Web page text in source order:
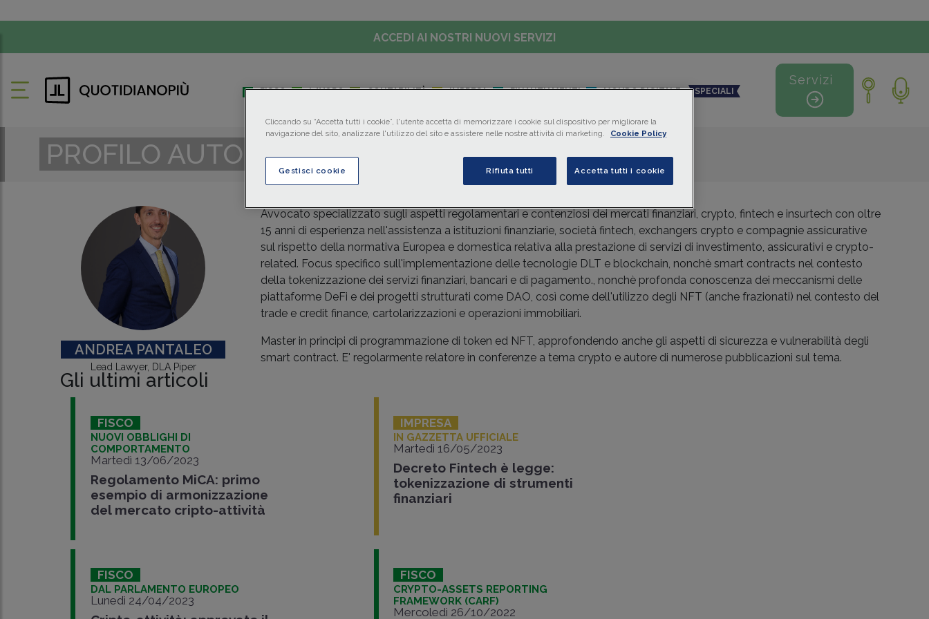
ACCEDI AI NOSTRI NUOVI SERVIZI
FISCO LAVORO CONTABILITÀ IMPRESA FINANZIAMENTI MONDO DIGITALE SPECIALI
Servizi
PROFILO AUTORE
ANDREA PANTALEO
Lead Lawyer, DLA Piper
Avvocato specializzato sugli aspetti regolamentari e contenziosi dei mercati finanziari, crypto, fintech e insurtech con oltre
15 anni di esperienza nell'assistenza a istituzioni finanziarie, società fintech, exchangers crypto e compagnie assicurative
sul rispetto della normativa Europea e domestica relativa alla prestazione di servizi di investimento, assicurativi e crypto-
related. Focus specifico sull'implementazione delle tecnologie DLT e blockchain, nonchè smart contracts nel contesto
della tokenizzazione dei servizi finanziari, bancari e di pagamento., nonchè profonda conoscenza dei meccanismi delle
piattaforme DeFi e dei progetti strutturati come DAO, così come dell'utilizzo degli NFT (anche frazionati) nel contesto del
trade e credit finance, cartolarizzazioni e operazioni immobiliari.
Master in principi di programmazione di token ed NFT, approfondendo anche gli aspetti di sicurezza e vulnerabilità degli
smart contract. E' regolarmente relatore in conferenze a tema crypto e autore di numerose pubblicazioni sul tema.
Gli ultimi articoli
FISCO
NUOVI OBBLIGHI DI
COMPORTAMENTO
Martedì 13/06/2023
Regolamento MiCA: primo
esempio di armonizzazione
del mercato cripto-attività
IMPRESA
IN GAZZETTA UFFICIALE
Martedì 16/05/2023
Decreto Fintech è legge:
tokenizzazione di strumenti
finanziari
FISCO
DAL PARLAMENTO EUROPEO
Lunedì 24/04/2023
FISCO
CRYPTO-ASSETS REPORTING
FRAMEWORK (CARF)
Mercoledì 26/10/2022
Cliccando su “Accetta tutti i cookie”, l'utente accetta di memorizzare i cookie sul dispositivo per migliorare la
navigazione del sito, analizzare l'utilizzo del sito e assistere nelle nostre attività di marketing.
Cookie Policy
Gestisci cookie Rifiuta tutti Accetta tutti i cookie